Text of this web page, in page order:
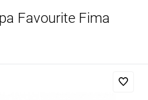
Favourite Fima